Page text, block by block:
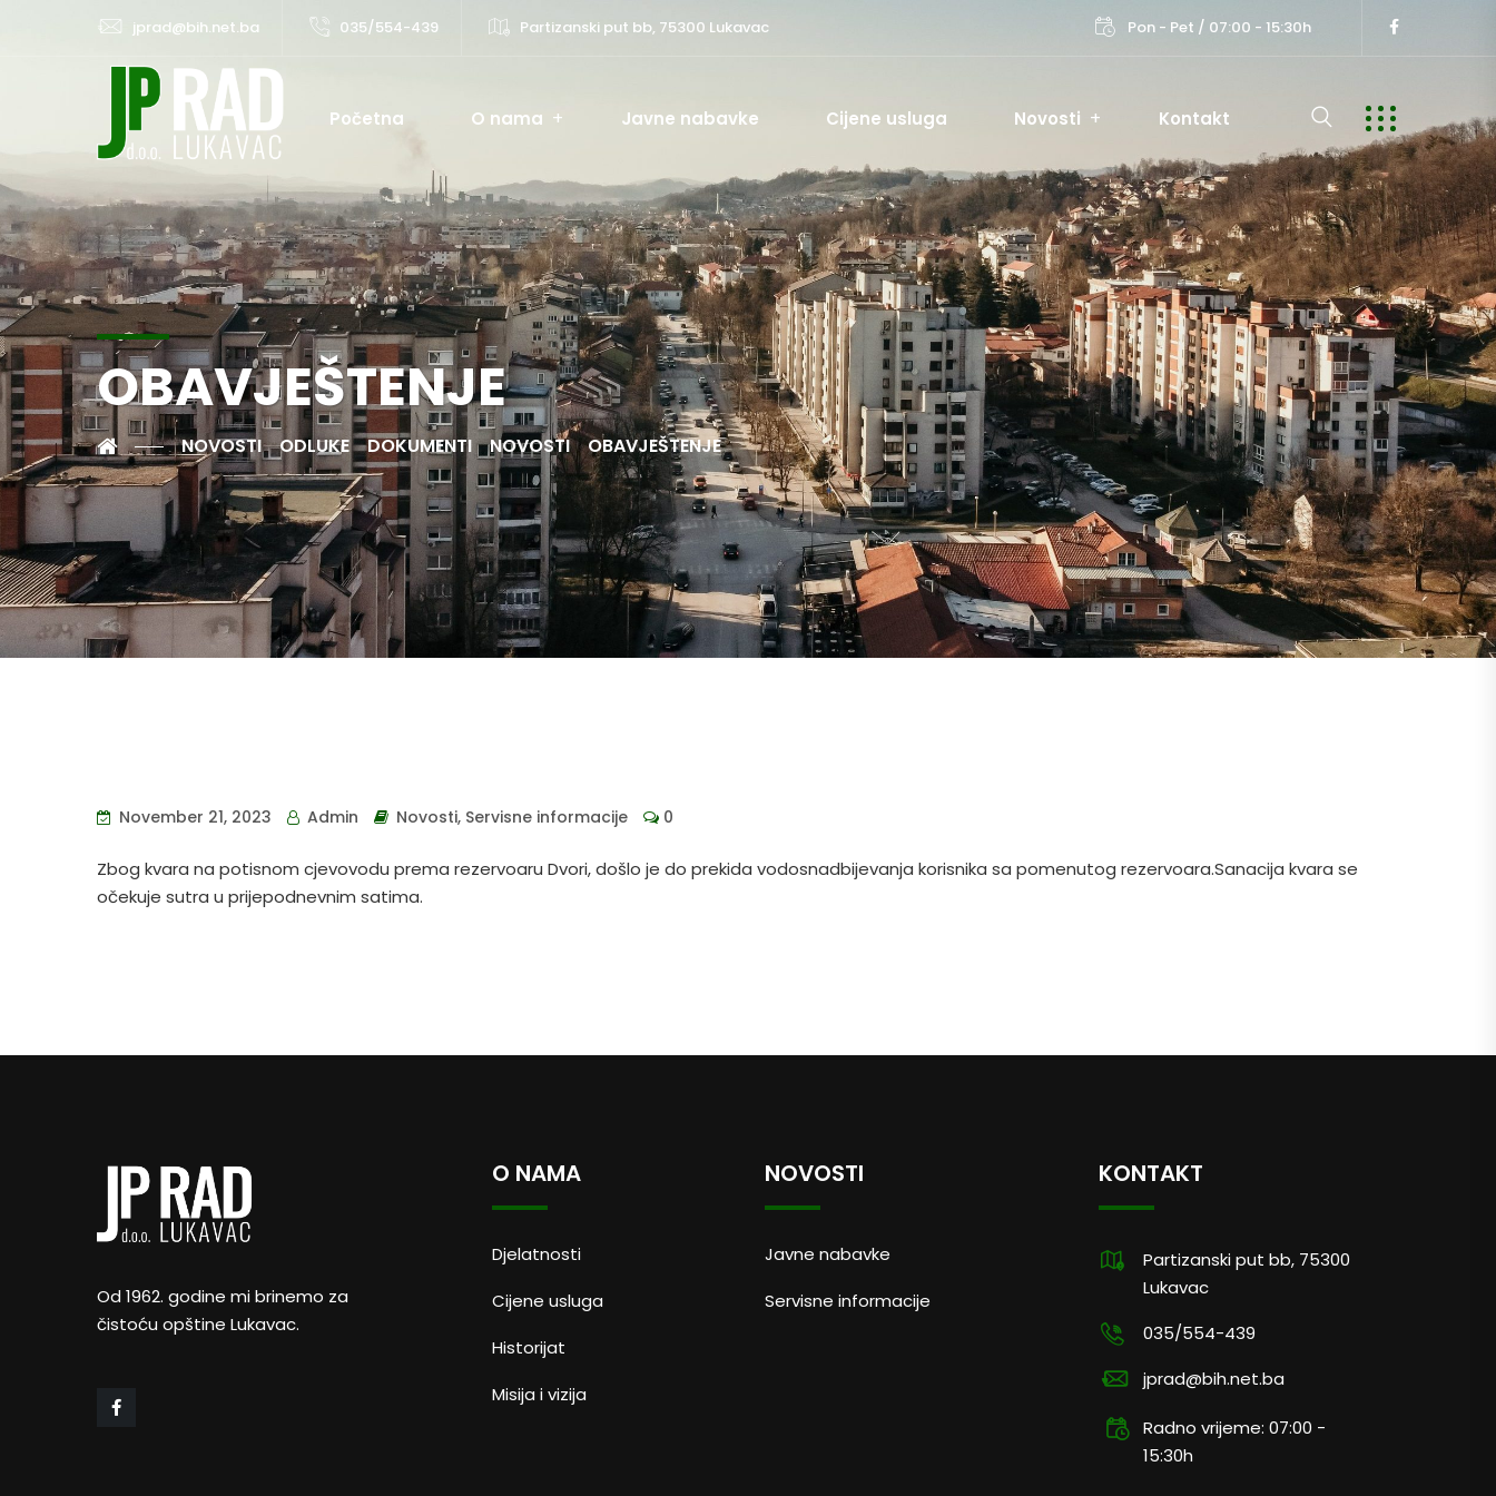
jprad@bih.net.ba 035/554-439 Partizanski put bb, 75300 Lukavac Pon - Pet / 07:00 - 15:30h
Početna O nama Javne nabavke Cijene usluga Novosti Kontakt
OBAVJEŠTENJE
NOVOSTI ODLUKE DOKUMENTI NOVOSTI OBAVJEŠTENJE
November 21, 2023 Admin Novosti, Servisne informacije 0
Zbog kvara na potisnom cjevovodu prema rezervoaru Dvori, došlo je do prekida vodosnadbijevanja korisnika sa pomenutog rezervoara.Sanacija kvara se
očekuje sutra u prijepodnevnim satima.
Od 1962. godine mi brinemo za
čistoću opštine Lukavac.
O NAMA
Djelatnosti
Cijene usluga
Historijat
Misija i vizija
NOVOSTI
Javne nabavke
Servisne informacije
KONTAKT
Partizanski put bb, 75300
Lukavac
035/554-439
jprad@bih.net.ba
Radno vrijeme: 07:00 -
15:30h